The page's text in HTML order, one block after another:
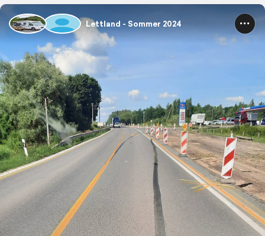
Lettland - Sommer 2024